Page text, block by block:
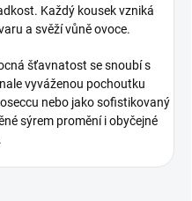
Každý kousek vzniká
a svěží vůně ovoce.
šťavnatost se snoubí s
vyváženou pochoutku
nebo jako sofistikovaný
sýrem promění i obyčejné